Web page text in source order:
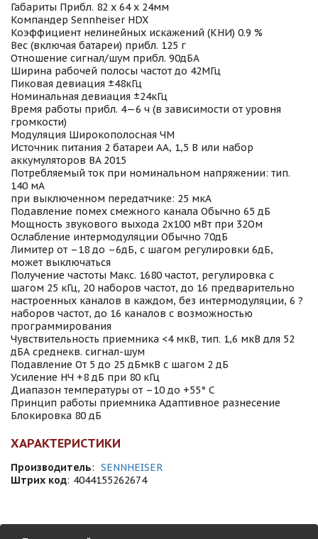
Габариты Прибл. 82 x 64 x 24мм
Компандер Sennheiser HDX
Коэффициент нелинейных искажений (КНИ) 0.9 %
Вес (включая батареи) прибл. 125 г
Отношение сигнал/шум прибл. 90дБА
Ширина рабочей полосы частот до 42МГц
Пиковая девиация ±48кГц
Номинальная девиация ±24кГц
Время работы прибл. 4—6 ч (в зависимости от уровня
громкости)
Модуляция Широкополосная ЧМ
Источник питания 2 батареи АА, 1,5 В или набор
аккумуляторов BA 2015
Потребляемый ток при номинальном напряжении: тип.
140 мА
при выключенном передатчике: 25 мкА
Подавление помех смежного канала Обычно 65 дБ
Мощность звукового выхода 2x100 мВт при 32Ом
Ослабление интермодуляции Обычно 70дБ
Лимитер от –18 до –6дБ, с шагом регулировки 6дБ,
может выключаться
Получение частоты Макс. 1680 частот, регулировка с
шагом 25 кГц, 20 наборов частот, до 16 предварительно
настроенных каналов в каждом, без интермодуляции, 6 ?
наборов частот, до 16 каналов с возможностью
программирования
Чувствительность приемника <4 мкВ, тип. 1,6 мкВ для 52
дБА среднекв. сигнал-шум
Подавление От 5 до 25 дБмкВ с шагом 2 дБ
Усиление НЧ +8 дБ при 80 кГц
Диапазон температуры от –10 до +55° C
Принцип работы приемника Адаптивное разнесение
Блокировка 80 дБ
ХАРАКТЕРИСТИКИ
Производитель: SENNHEISER
Штрих код: 4044155262674